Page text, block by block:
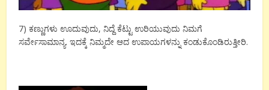
7) ಕಣ್ಣುಗಳು ಊದುವುದು, ನಿದ್ದೆ ಕೆಟ್ಟು ಉರಿಯುವುದು ನಿಮಗೆ
ಸರ್ವೇಸಾಮಾನ್ಯ. ಇದಕ್ಕೆ ನಿಮ್ಮದೇ ಆದ ಉಪಾಯಗಳನ್ನು ಕಂಡುಕೊಂಡಿರುತ್ತೀರಿ.